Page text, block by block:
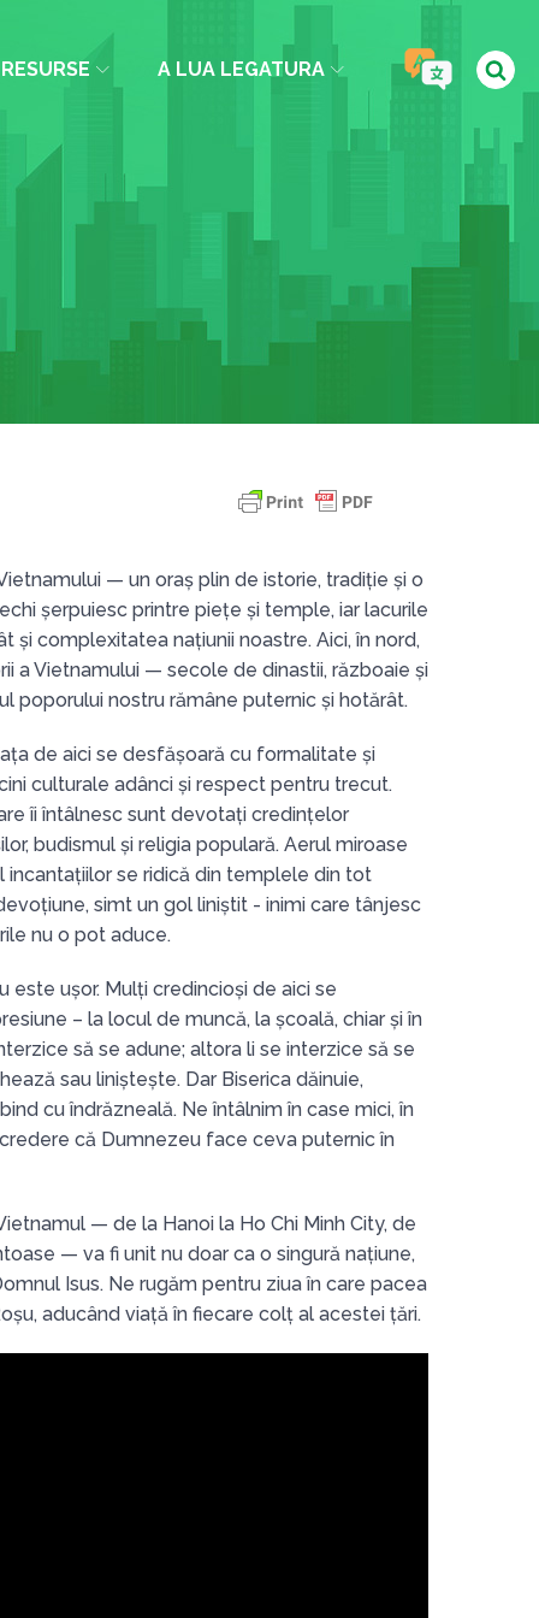
RESURSE A LUA LEGATURA
— un oraș plin de istorie, tradiție și o
șerpuiesc printre piețe și temple, iar lacurile
și complexitatea națiunii noastre. Aici, în nord,
a Vietnamului — secole de dinastii, războaie și
poporului nostru rămâne puternic și hotărât.
de aici se desfășoară cu formalitate și
culturale adânci și respect pentru trecut.
îi întâlnesc sunt devotați credințelor
budismul și religia populară. Aerul miroase
incantațiilor se ridică din templele din tot
simt un gol liniștit - inimi care tânjesc
nu o pot aduce.
este ușor. Mulți credincioși de aici se
– la locul de muncă, la școală, chiar și în
să se adune; altora li se interzice să se
sau liniștește. Dar Biserica dăinuie,
cu îndrăzneală. Ne întâlnim în case mici, în
că Dumnezeu face ceva puternic în
— de la Hanoi la Ho Chi Minh City, de
— va fi unit nu doar ca o singură națiune,
Isus. Ne rugăm pentru ziua în care pacea
aducând viață în fiecare colț al acestei țări.